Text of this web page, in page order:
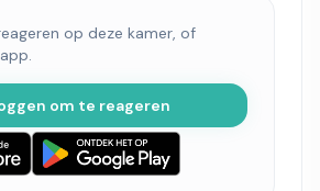
op deze kamer, of
om te reageren